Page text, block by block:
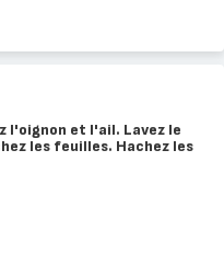
l'oignon et l'ail. Lavez le
les feuilles. Hachez les